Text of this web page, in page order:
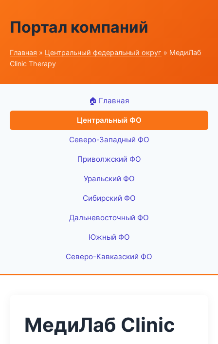
Портал компаний
Главная » Центральный федеральный округ » МедиЛаб
Clinic Therapy
🏠 Главная
Центральный ФО
Северо-Западный ФО
Приволжский ФО
Уральский ФО
Сибирский ФО
Дальневосточный ФО
Южный ФО
Северо-Кавказский ФО
МедиЛаб Clinic